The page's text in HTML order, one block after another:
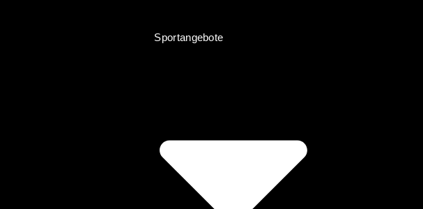
Sportangebote